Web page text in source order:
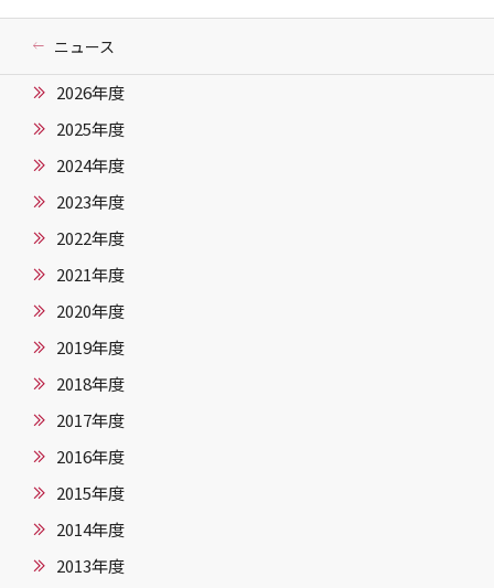
ニュース
2026年度
2025年度
2024年度
2023年度
2022年度
2021年度
2020年度
2019年度
2018年度
2017年度
2016年度
2015年度
2014年度
2013年度